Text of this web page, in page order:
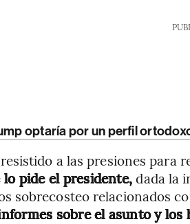
optaría por un perfil
a las presiones para
pide el presidente,dada la
sobrecosteo relacionados
sobre el asunto y los